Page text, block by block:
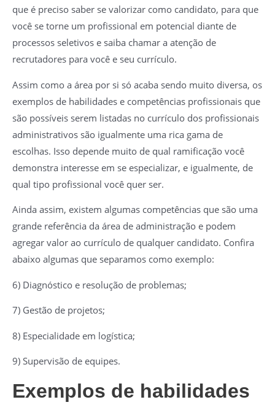
que é preciso saber se valorizar como candidato, para que
você se torne um profissional em potencial diante de
processos seletivos e saiba chamar a atenção de
recrutadores para você e seu currículo.
Assim como a área por si só acaba sendo muito diversa, os
exemplos de habilidades e competências profissionais que
são possíveis serem listadas no currículo dos profissionais
administrativos são igualmente uma rica gama de
escolhas. Isso depende muito de qual ramificação você
demonstra interesse em se especializar, e igualmente, de
qual tipo profissional você quer ser.
Ainda assim, existem algumas competências que são uma
grande referência da área de administração e podem
agregar valor ao currículo de qualquer candidato. Confira
abaixo algumas que separamos como exemplo:
6) Diagnóstico e resolução de problemas;
7) Gestão de projetos;
8) Especialidade em logística;
9) Supervisão de equipes.
Exemplos de habilidades